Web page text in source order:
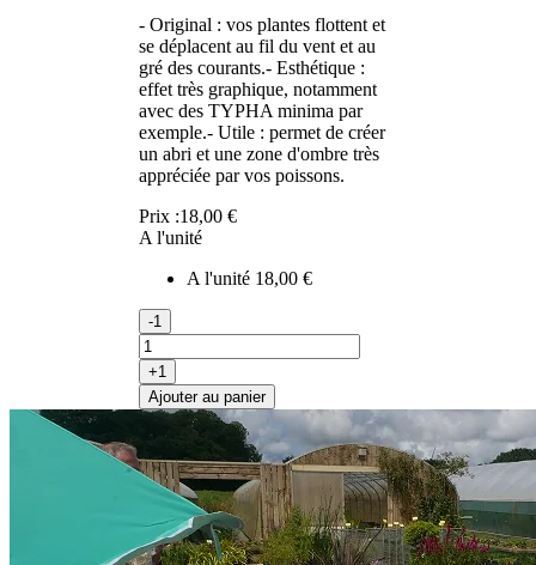
- Original : vos plantes flottent et
se déplacent au fil du vent et au
gré des courants.- Esthétique :
effet très graphique, notamment
avec des TYPHA minima par
exemple.- Utile : permet de créer
un abri et une zone d'ombre très
appréciée par vos poissons.
Prix :18,00 €
A l'unité
A l'unité 18,00 €
-1
+1
Ajouter au panier